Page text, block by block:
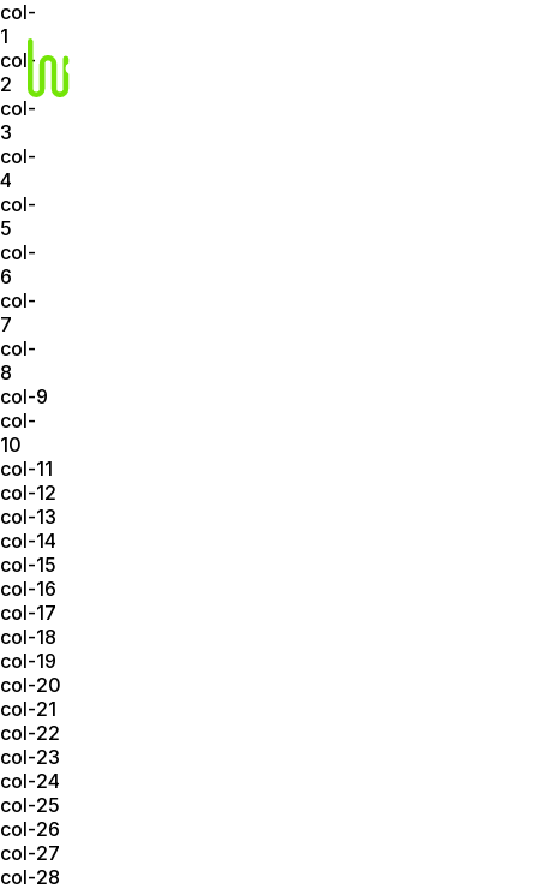
col-
1
col-
2
col-
3
col-
4
col-
5
col-
6
col-
7
col-
8
col-9
col-
10
col-11
col-12
col-13
col-14
col-15
col-16
col-17
col-18
col-19
col-20
col-21
col-22
col-23
col-24
col-25
col-26
col-27
col-28